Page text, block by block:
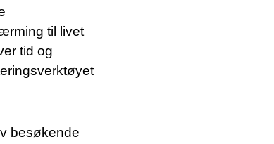
til livet
tid og
besøkende